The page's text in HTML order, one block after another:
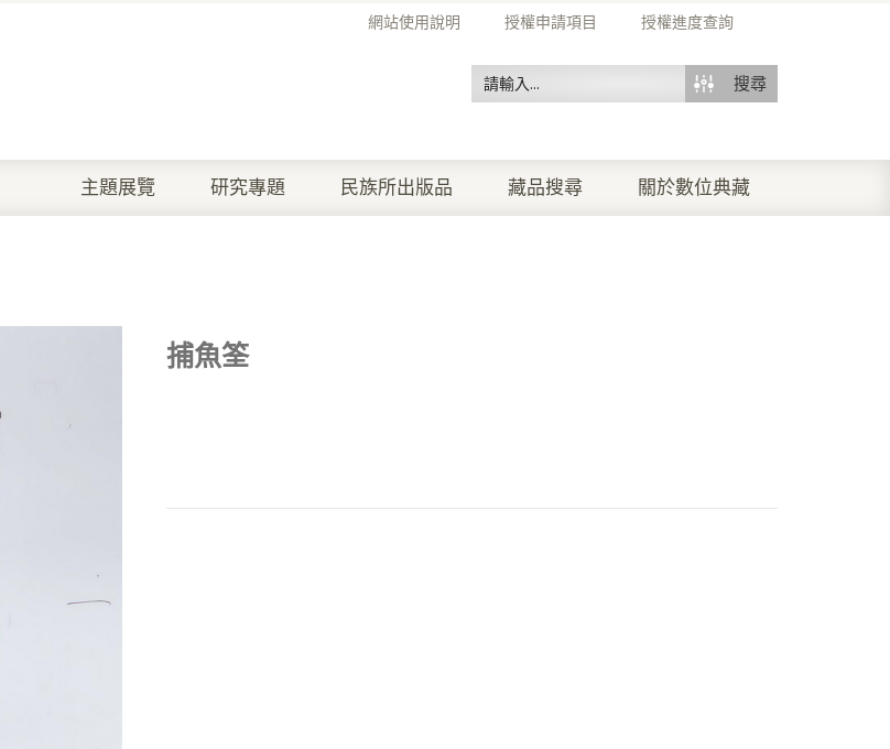
網站使用說明 授權申請項目 授權進度查詢
搜尋
主題展覽 研究專題 民族所出版品 藏品搜尋 關於數位典藏
捕魚筌